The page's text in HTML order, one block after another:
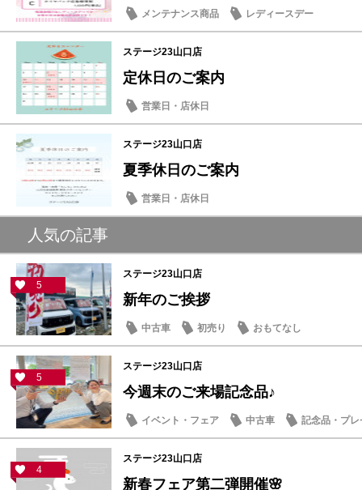
メンテナンス商品 レディースデー
ステージ23山口店
定休日のご案内
営業日・店休日
ステージ23山口店
夏季休日のご案内
営業日・店休日
人気の記事
5
ステージ23山口店
新年のご挨拶
中古車 初売り おもてなし
5
ステージ23山口店
今週末のご来場記念品♪
イベント・フェア 中古車 記念品・プレ
4
ステージ23山口店
新春フェア第二弾開催🌸